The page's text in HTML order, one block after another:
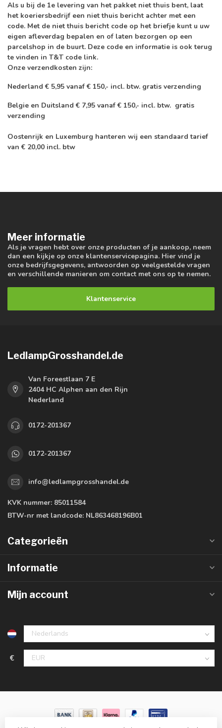
Als u bij de 1e levering van het pakket niet thuis bent, laat
het koeriersbedrijf een niet thuis bericht achter met een
code. Met de niet thuis bericht code op het briefje kunt u uw
eigen afleverdag bepalen en of laten bezorgen op een
parcelshop in de buurt. Deze code en informatie is ook terug
te vinden in T&T code link.
Onze verzendkosten zijn:
Nederland € 5,95 vanaf € 150,- incl. btw. gratis verzending
Belgie en Duitsland € 7,95 vanaf € 150,- incl. btw. gratis
verzending
Oostenrijk en Luxemburg hanteren wij een standaard tarief
van € 20,00 incl. btw
Meer informatie
Als je vragen hebt over onze producten of je aankoop, neem
dan een kijkje op onze klantenservicepagina. Hier vind je
onze bedrijfsgegevens, antwoorden op veelgestelde vragen
en verschillende manieren om contact met ons op te nemen.
Klantenservice
LedlampGrosshandel.de
Van Foreestlaan 7 E
2404 HC Alphen aan den Rijn
Nederland
0172-201367
0172-201367
info@ledlampgrosshandel.de
KVK nummer: 85011584
BTW-nr met landcode: NL863468196B01
Categorieën
Informatie
Mijn account
€